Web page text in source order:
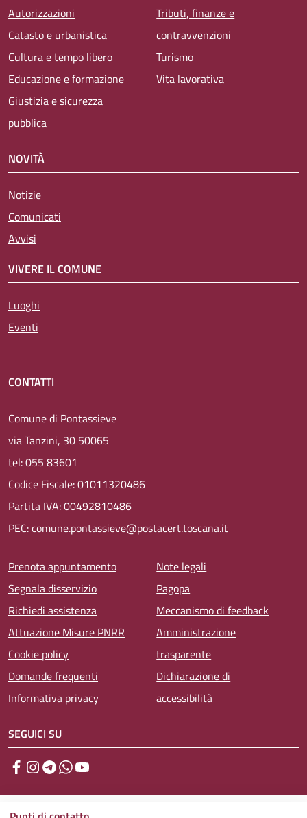
Autorizzazioni
Catasto e urbanistica
Cultura e tempo libero
Educazione e formazione
Giustizia e sicurezza
pubblica
Tributi, finanze e
contravvenzioni
Turismo
Vita lavorativa
NOVITÀ
Notizie
Comunicati
Avvisi
VIVERE IL COMUNE
Luoghi
Eventi
CONTATTI
Comune di Pontassieve
via Tanzini, 30 50065
tel: 055 83601
Codice Fiscale: 01011320486
Partita IVA: 00492810486
PEC: comune.pontassieve@postacert.toscana.it
Menu piè di pagina
Prenota appuntamento
Segnala disservizio
Richiedi assistenza
Attuazione Misure PNRR
Cookie policy
Domande frequenti
Informativa privacy
Note legali
Pagopa
Meccanismo di feedback
Amministrazione
trasparente
Dichiarazione di
accessibilità
SEGUICI SU
Facebook
Instagram
TelegramWhatsApp